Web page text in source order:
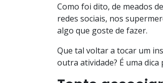
Como foi dito, de meados
redes sociais, nos
algo que goste de fazer.
Que tal voltar a tocar um
outra atividade? É uma